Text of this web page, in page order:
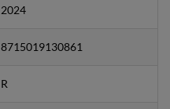
2024
8715019130861
R